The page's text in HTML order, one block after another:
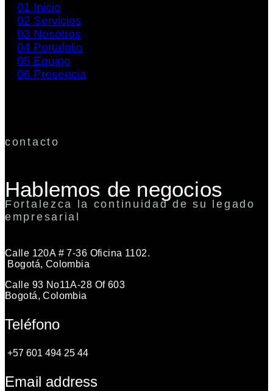
01 Inicio
02 Servicios
03 Nosotros
04 Portafolio
05 Equipo
06 Presencia
contacto
Hablemos de negocios
Fortalezca la continuidad de su legado
empresarial
Calle 120A # 7-36 Oficina 1102.
Bogotá, Colombia
Calle 93 No11A-28 Of 603
Bogotá, Colombia
Teléfono
+57 601 494 25 44
Email address